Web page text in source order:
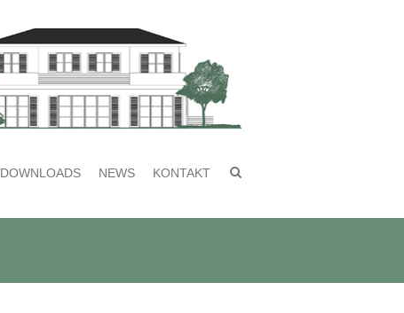
DOWNLOADS NEWS KONTAKT